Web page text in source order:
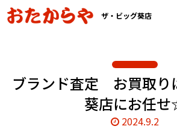
ザ・ビッグ葵店
ブランド査定 お買取り
葵店にお任
2024.9.2